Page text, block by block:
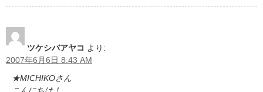
ツケシバアヤコ より:
2007年6月6日 8:43 AM
★MICHIKOさん